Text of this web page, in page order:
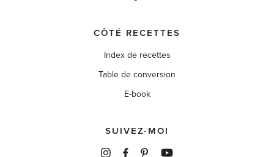
CÔTÉ RECETTES
Index de recettes
Table de conversion
E-book
SUIVEZ-MOI